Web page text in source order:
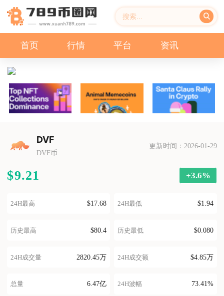
首页 行情 平台 资讯
DVF
DVF币
更新时间：2026-01-29
$9.21 +3.6%
24H最高 $17.68 24H最低 $1.94
历史最高 $80.4 历史最低 $0.080
24H成交量 2820.45万 24H成交额 $4.85万
总量 6.47亿 24H波幅 73.41%